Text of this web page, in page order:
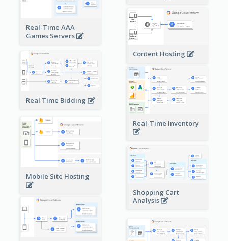
Real-Time AAA
Games Servers
Content Hosting
Real Time Bidding
Real-Time Inventory
Mobile Site Hosting
Shopping Cart
Analysis